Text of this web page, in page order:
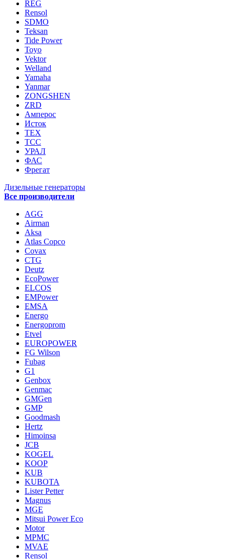
REG
Rensol
SDMO
Teksan
Tide Power
Toyo
Vektor
Welland
Yamaha
Yanmar
ZONGSHEN
ZRD
Амперос
Исток
ТЕХ
ТСС
УРАЛ
ФАС
Фрегат
Дизельные генераторы
Все производители
AGG
Airman
Aksa
Atlas Copco
Covax
CTG
Deutz
EcoPower
ELCOS
EMPower
EMSA
Energo
Energoprom
Etvel
EUROPOWER
FG Wilson
Fubag
G1
Genbox
Genmac
GMGen
GMP
Goodmash
Hertz
Himoinsa
JCB
KOGEL
KOOP
KUB
KUBOTA
Lister Petter
Magnus
MGE
Mitsui Power Eco
Motor
MPMC
MVAE
Rensol